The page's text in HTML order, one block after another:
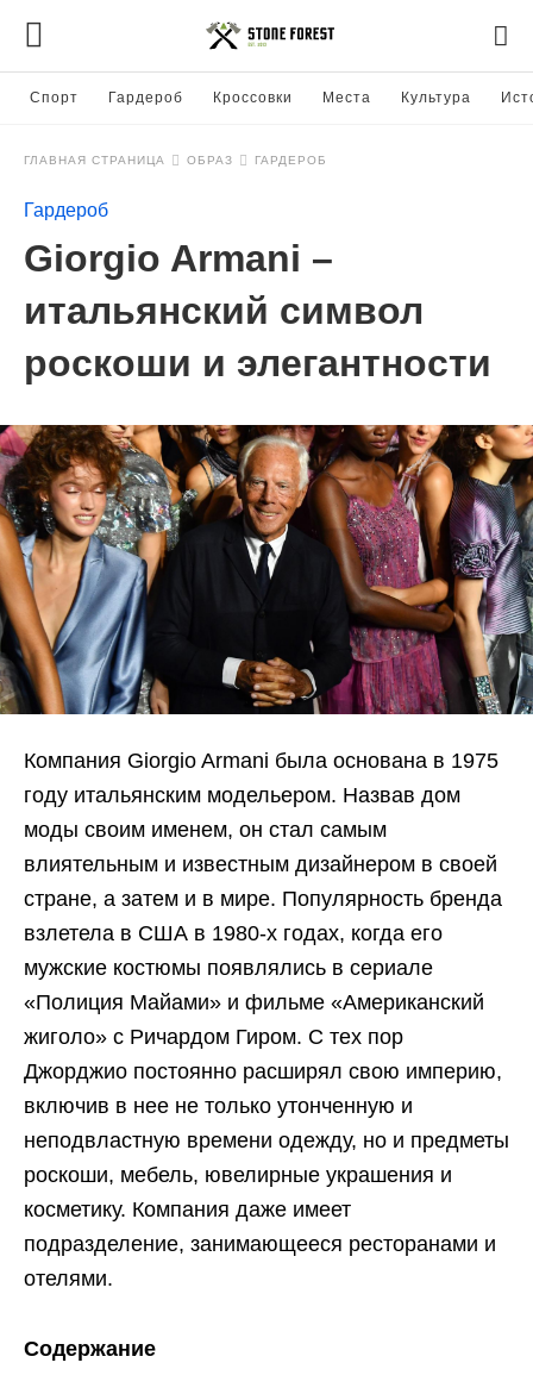
Спорт Гардероб Кроссовки Места Культура
ГЛАВНАЯ СТРАНИЦА ОБРАЗ ГАРДЕРОБ
Гардероб
Giorgio Armani –
итальянский символ
роскоши и элегантности
Компания Giorgio Armani была основана в 1975
году итальянским модельером. Назвав дом
моды своим именем, он стал самым
влиятельным и известным дизайнером в своей
стране, а затем и в мире. Популярность бренда
взлетела в США в 1980-х годах, когда его
мужские костюмы появлялись в сериале
«Полиция Майами» и фильме «Американский
жиголо» с Ричардом Гиром. С тех пор
Джорджио постоянно расширял свою империю,
включив в нее не только утонченную и
неподвластную времени одежду, но и предметы
роскоши, мебель, ювелирные украшения и
косметику. Компания даже имеет
подразделение, занимающееся ресторанами и
отелями.
Содержание